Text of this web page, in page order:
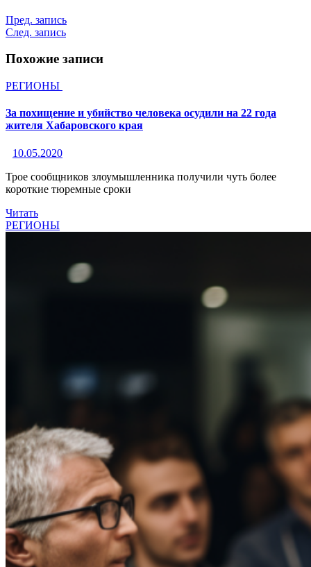
Пред. запись
След. запись
Похожие записи
РЕГИОНЫ
За похищение и убийство человека осудили на 22 года
жителя Хабаровского края
10.05.2020
Трое сообщников злоумышленника получили чуть более
короткие тюремные сроки
Читать
РЕГИОНЫ